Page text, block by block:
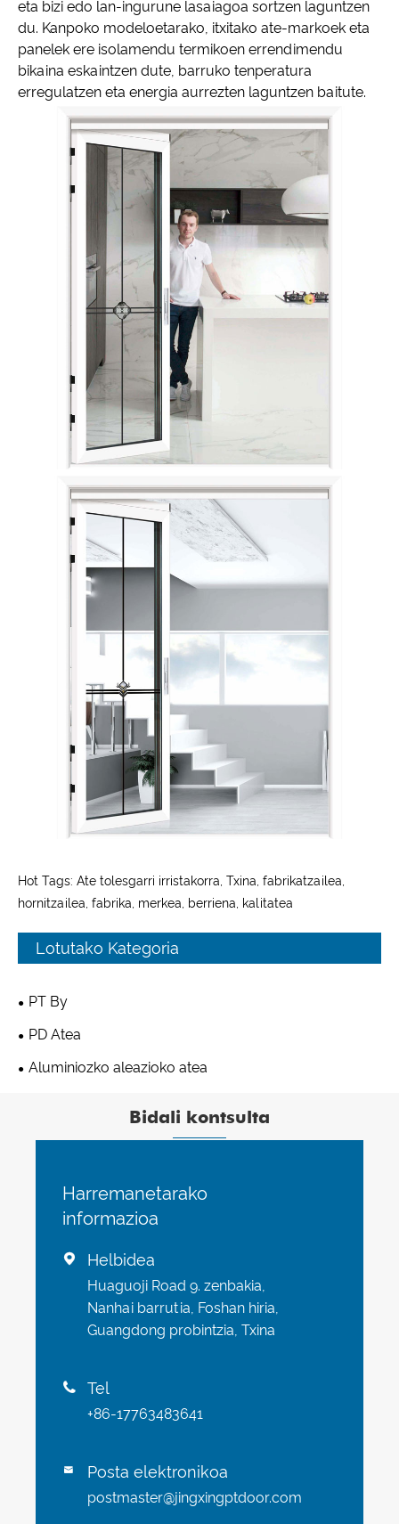
eta bizi edo lan-ingurune lasaiagoa sortzen laguntzen
du. Kanpoko modeloetarako, itxitako ate-markoek eta
panelek ere isolamendu termikoen errendimendu
bikaina eskaintzen dute, barruko tenperatura
erregulatzen eta energia aurrezten laguntzen baitute.
Hot Tags: Ate tolesgarri irristakorra, Txina, fabrikatzailea,
hornitzailea, fabrika, merkea, berriena, kalitatea
Lotutako Kategoria
PT By
PD Atea
Aluminiozko aleazioko atea
Bidali kontsulta
Harremanetarako
informazioa
 Helbidea
Huaguoji Road 9. zenbakia,
Nanhai barrutia, Foshan hiria,
Guangdong probintzia, Txina
 Tel
+86-17763483641
 Posta elektronikoa
postmaster@jingxingptdoor.com